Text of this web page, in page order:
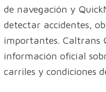
de navegación y
detectar accidentes,
importantes. Caltrans
información oficial
carriles y condiciones